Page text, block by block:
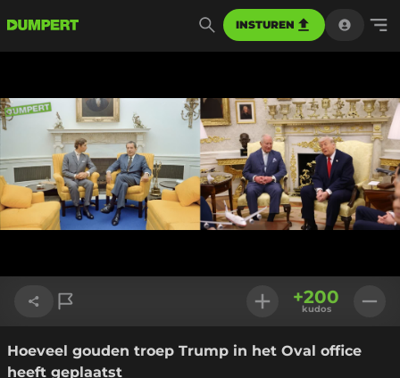
INSTUREN
Link kopiëren
+200
kudos
Hoeveel gouden troep Trump in het Oval office
heeft geplaatst